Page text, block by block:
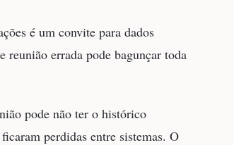
é um convite para dados
errada pode bagunçar toda
pode não ter o histórico
perdidas entre sistemas. O